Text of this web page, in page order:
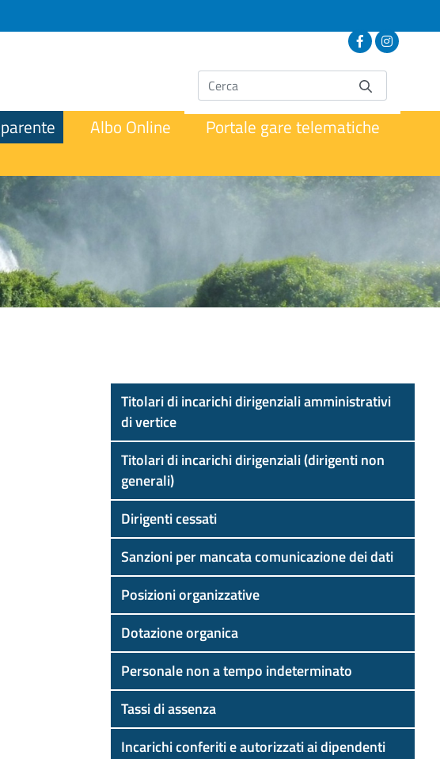
Albo Online
Portale gare telematiche
Titolari di incarichi dirigenziali amministrativi
di vertice
Titolari di incarichi dirigenziali (dirigenti non
generali)
Dirigenti cessati
Sanzioni per mancata comunicazione dei dati
Posizioni organizzative
Dotazione organica
Personale non a tempo indeterminato
Tassi di assenza
Incarichi conferiti e autorizzati ai dipendenti